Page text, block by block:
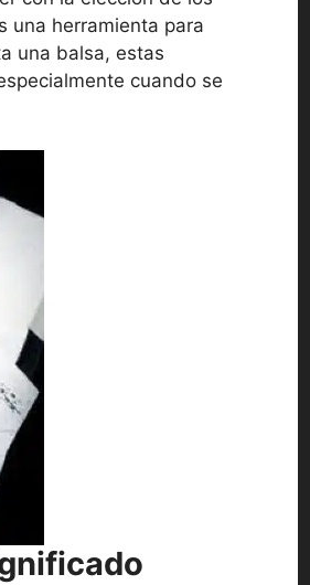
una herramienta para
una balsa, estas
cuando se